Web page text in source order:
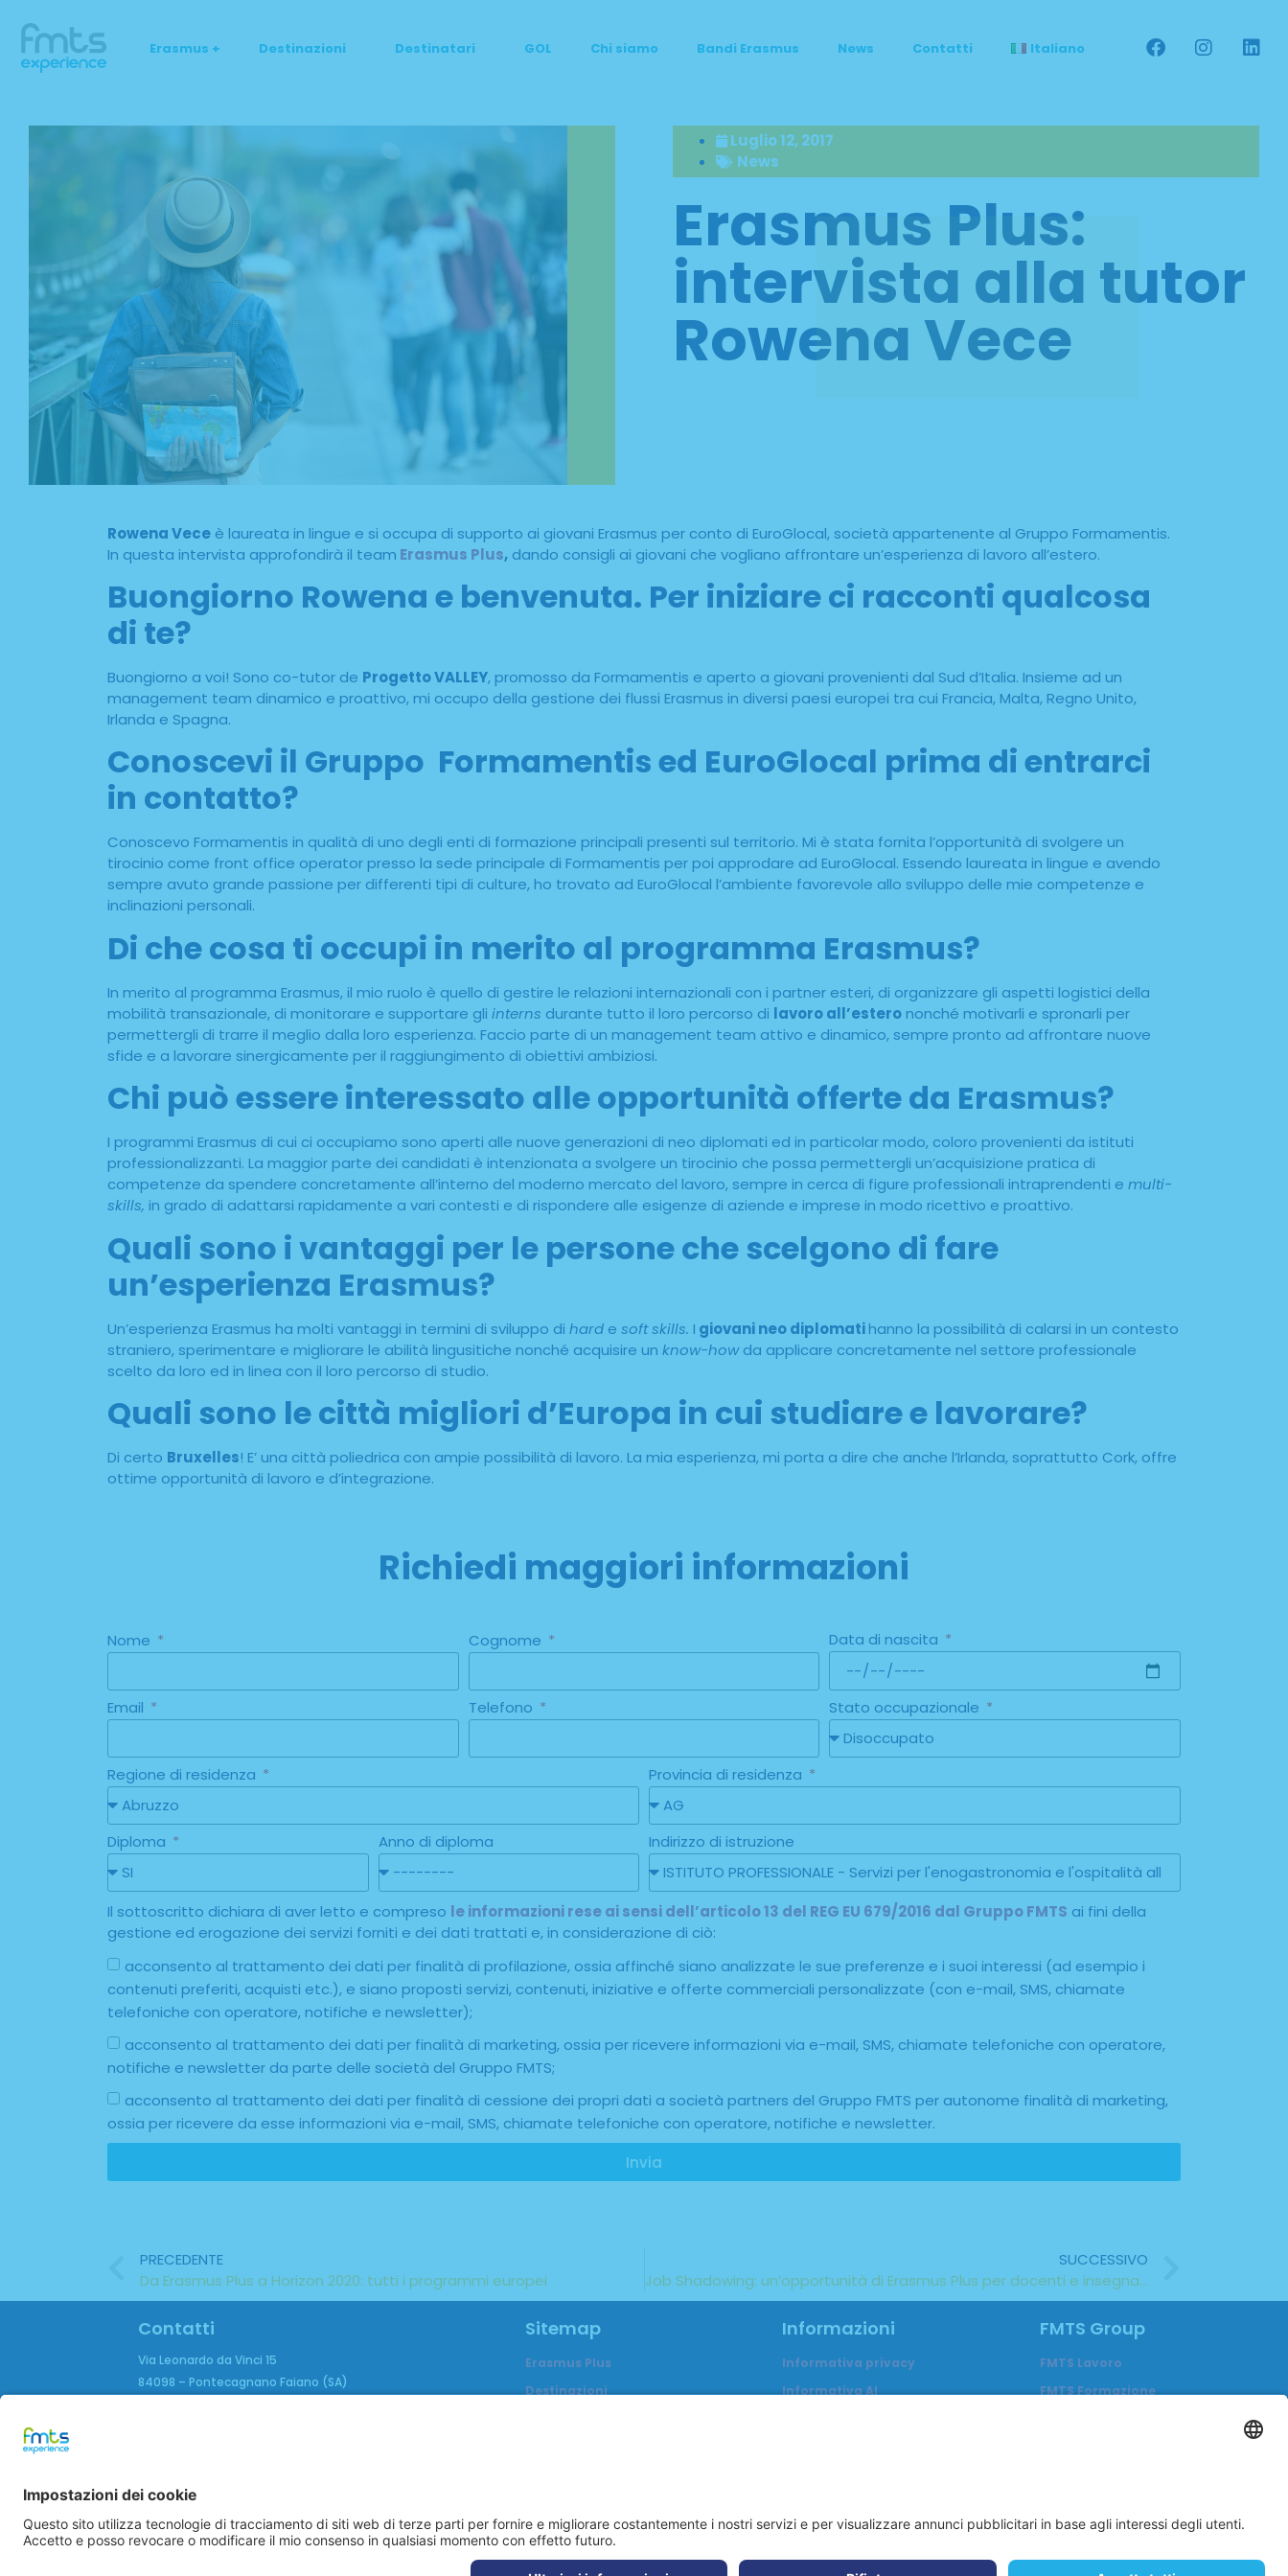
Erasmus + Destinazioni Destinatari GOL Chi siamo Bandi Erasmus News Contatti Italiano
Luglio 12, 2017
News
Erasmus Plus:
intervista alla tutor
Rowena Vece
Rowena Vece è laureata in lingue e si occupa di supporto ai giovani Erasmus per conto di EuroGlocal, società appartenente al Gruppo Formamentis.
In questa intervista approfondirà il team Erasmus Plus, dando consigli ai giovani che vogliano affrontare un’esperienza di lavoro all’estero.
Buongiorno Rowena e benvenuta. Per iniziare ci racconti qualcosa
di te?
Buongiorno a voi! Sono co-tutor de Progetto VALLEY, promosso da Formamentis e aperto a giovani provenienti dal Sud d’Italia. Insieme ad un
management team dinamico e proattivo, mi occupo della gestione dei flussi Erasmus in diversi paesi europei tra cui Francia, Malta, Regno Unito,
Irlanda e Spagna.
Conoscevi il Gruppo Formamentis ed EuroGlocal prima di entrarci
in contatto?
Conoscevo Formamentis in qualità di uno degli enti di formazione principali presenti sul territorio. Mi è stata fornita l’opportunità di svolgere un
tirocinio come front office operator presso la sede principale di Formamentis per poi approdare ad EuroGlocal. Essendo laureata in lingue e avendo
sempre avuto grande passione per differenti tipi di culture, ho trovato ad EuroGlocal l’ambiente favorevole allo sviluppo delle mie competenze e
inclinazioni personali.
Di che cosa ti occupi in merito al programma Erasmus?
In merito al programma Erasmus, il mio ruolo è quello di gestire le relazioni internazionali con i partner esteri, di organizzare gli aspetti logistici della
mobilità transazionale, di monitorare e supportare gli interns durante tutto il loro percorso di lavoro all’estero nonché motivarli e spronarli per
permettergli di trarre il meglio dalla loro esperienza. Faccio parte di un management team attivo e dinamico, sempre pronto ad affrontare nuove
sfide e a lavorare sinergicamente per il raggiungimento di obiettivi ambiziosi.
Chi può essere interessato alle opportunità offerte da Erasmus?
I programmi Erasmus di cui ci occupiamo sono aperti alle nuove generazioni di neo diplomati ed in particolar modo, coloro provenienti da istituti
professionalizzanti. La maggior parte dei candidati è intenzionata a svolgere un tirocinio che possa permettergli un’acquisizione pratica di
competenze da spendere concretamente all’interno del moderno mercato del lavoro, sempre in cerca di figure professionali intraprendenti e multi-
skills, in grado di adattarsi rapidamente a vari contesti e di rispondere alle esigenze di aziende e imprese in modo ricettivo e proattivo.
Quali sono i vantaggi per le persone che scelgono di fare
un’esperienza Erasmus?
Un’esperienza Erasmus ha molti vantaggi in termini di sviluppo di hard e soft skills. I giovani neo diplomatihanno la possibilità di calarsi in un contesto
straniero, sperimentare e migliorare le abilità lingusitiche nonché acquisire un know-howda applicare concretamente nel settore professionale
scelto da loro ed in linea con il loro percorso di studio.
Quali sono le città migliori d’Europa in cui studiare e lavorare?
Di certo Bruxelles! E’ una città poliedrica con ampie possibilità di lavoro. La mia esperienza, mi porta a dire che anche l’Irlanda, soprattutto Cork, offre
ottime opportunità di lavoro e d’integrazione.
Richiedi maggiori informazioni
Nome Cognome Data di nascita
Email Telefono Stato occupazionale
Regione di residenza Provincia di residenza
Diploma Anno di diploma Indirizzo di istruzione
Il sottoscritto dichiara di aver letto e compreso le informazioni rese ai sensi dell’articolo 13 del REG EU 679/2016 dal Gruppo FMTS ai fini della
gestione ed erogazione dei servizi forniti e dei dati trattati e, in considerazione di ciò:
acconsento al trattamento dei dati per finalità di profilazione, ossia affinché siano analizzate le sue preferenze e i suoi interessi (ad esempio i
contenuti preferiti, acquisti etc.), e siano proposti servizi, contenuti, iniziative e offerte commerciali personalizzate (con e-mail, SMS, chiamate
telefoniche con operatore, notifiche e newsletter);
acconsento al trattamento dei dati per finalità di marketing, ossia per ricevere informazioni via e-mail, SMS, chiamate telefoniche con operatore,
notifiche e newsletter da parte delle società del Gruppo FMTS;
acconsento al trattamento dei dati per finalità di cessione dei propri dati a società partners del Gruppo FMTS per autonome finalità di marketing,
ossia per ricevere da esse informazioni via e-mail, SMS, chiamate telefoniche con operatore, notifiche e newsletter.
Invia
PRECEDENTE
Da Erasmus Plus a Horizon 2020: tutti i programmi europei
SUCCESSIVO
Job Shadowing: un’opportunità di Erasmus Plus per docenti e insegnanti
Contatti
Via Leonardo da Vinci 15
84098 – Pontecagnano Faiano (SA)
Sitemap
Erasmus Plus
Destinazioni
Blog
Informazioni
Informativa privacy
Informativa AI
FMTS Group
FMTS Lavoro
FMTS Formazione
In Cibum